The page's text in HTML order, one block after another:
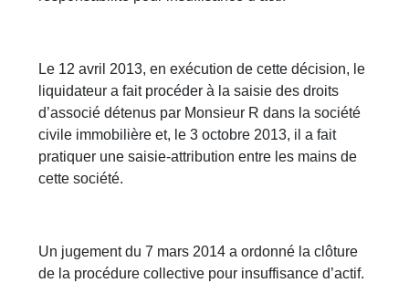
Le 12 avril 2013, en exécution de cette décision, le
liquidateur a fait procéder à la saisie des droits
d’associé détenus par Monsieur R dans la société
civile immobilière et, le 3 octobre 2013, il a fait
pratiquer une saisie-attribution entre les mains de
cette société.
Un jugement du 7 mars 2014 a ordonné la clôture
de la procédure collective pour insuffisance d’actif.